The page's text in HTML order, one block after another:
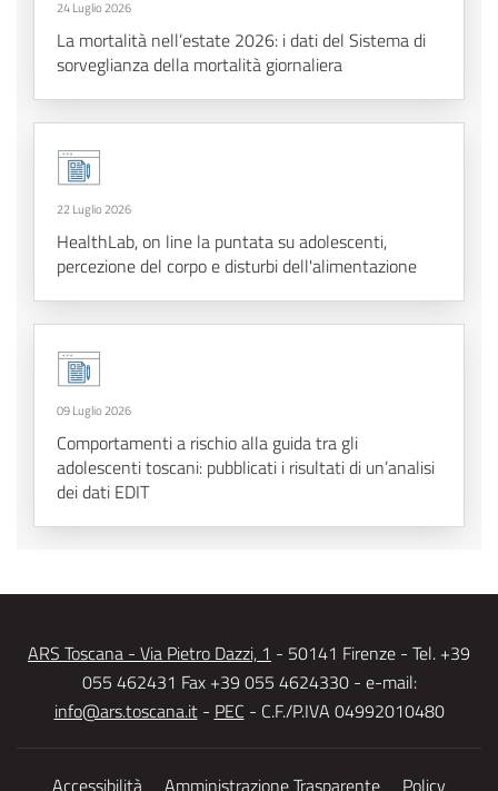
24 Luglio 2026
La mortalità nell’estate 2026: i dati del Sistema di
sorveglianza della mortalità giornaliera
22 Luglio 2026
HealthLab, on line la puntata su adolescenti,
percezione del corpo e disturbi dell'alimentazione
09 Luglio 2026
Comportamenti a rischio alla guida tra gli
adolescenti toscani: pubblicati i risultati di un’analisi
dei dati EDIT
ARS Toscana - Via Pietro Dazzi, 1 - 50141 Firenze - Tel. +39
055 462431 Fax +39 055 4624330 - e-mail:
info@ars.toscana.it- PEC - C.F./P.IVA 04992010480